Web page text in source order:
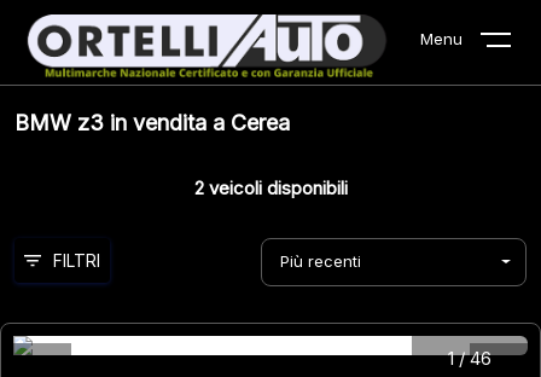
Menu
BMW z3 in vendita a Cerea
2veicoli disponibili
Più recenti
FILTRI
1 /46